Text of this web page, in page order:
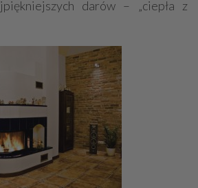
darów – „ciepła z